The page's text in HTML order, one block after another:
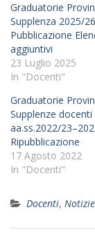
Graduatorie
Supplenza 2025/
Pubblicazione
aggiuntivi
23 Luglio 2025
In "Docenti"
Graduatorie
Supplenze docenti
aa.ss.2022/
Ripubblicazione
17 Agosto 2022
In "Docenti"
Docenti,